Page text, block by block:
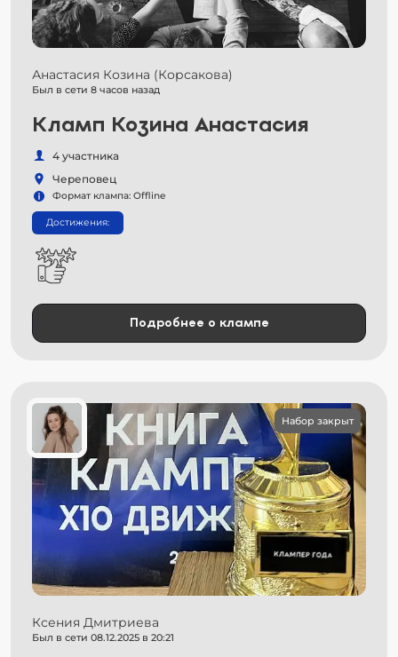
Анастасия Козина (Корсакова)
Был в сети 8 часов назад
Кламп Козина Анастасия
4 участника
Череповец
Формат клампа: Offline
Достижения:
Подробнее о клампе
Набор закрыт
Ксения Дмитриева
Был в сети 08.12.2025 в 20:21